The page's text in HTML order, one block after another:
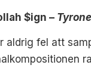
$ign –
aldrig fel att